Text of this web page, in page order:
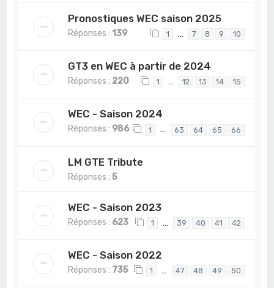
Pronostiques WEC saison 2025
Réponses : 139 1 … 7 8 9 10
GT3 en WEC à partir de 2024
Réponses : 220 1 … 12 13 14 15
WEC - Saison 2024
Réponses : 986 1 … 63 64 65 66
LM GTE Tribute
Réponses :5
WEC - Saison 2023
Réponses : 623 1 … 39 40 41 42
WEC - Saison 2022
Réponses : 735 1 … 47 48 49 50